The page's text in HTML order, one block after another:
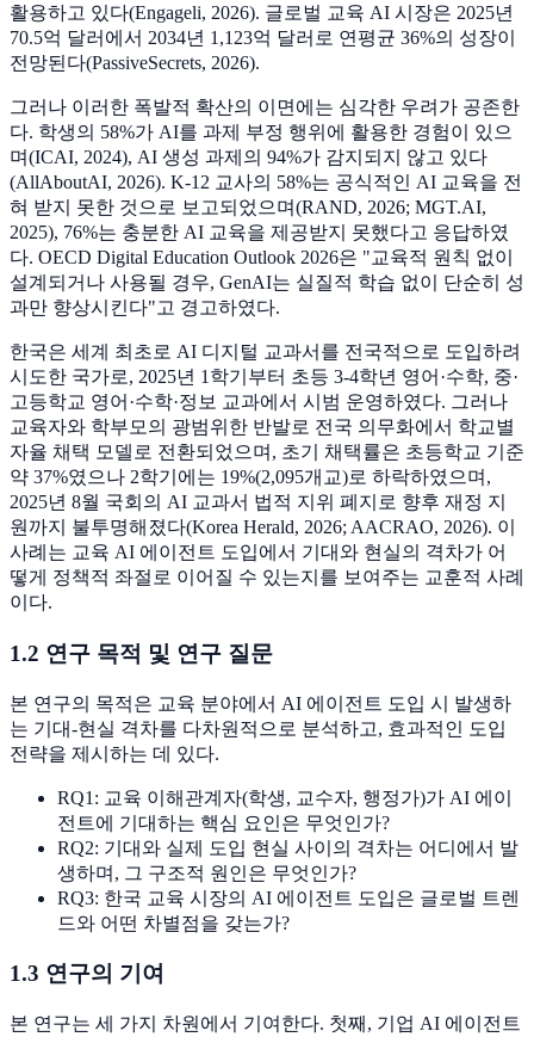
활용하고 있다(Engageli, 2026). 글로벌 교육 AI 시장은 2025년
70.5억 달러에서 2034년 1,123억 달러로 연평균 36%의 성장이
전망된다(PassiveSecrets, 2026).
그러나 이러한 폭발적 확산의 이면에는 심각한 우려가 공존한
다. 학생의 58%가 AI를 과제 부정 행위에 활용한 경험이 있으
며(ICAI, 2024), AI 생성 과제의 94%가 감지되지 않고 있다
(AllAboutAI, 2026). K-12 교사의 58%는 공식적인 AI 교육을 전
혀 받지 못한 것으로 보고되었으며(RAND, 2026; MGT.AI,
2025), 76%는 충분한 AI 교육을 제공받지 못했다고 응답하였
다. OECD Digital Education Outlook 2026은 "교육적 원칙 없이
설계되거나 사용될 경우, GenAI는 실질적 학습 없이 단순히 성
과만 향상시킨다"고 경고하였다.
한국은 세계 최초로 AI 디지털 교과서를 전국적으로 도입하려
시도한 국가로, 2025년 1학기부터 초등 3-4학년 영어·수학, 중·
고등학교 영어·수학·정보 교과에서 시범 운영하였다. 그러나
교육자와 학부모의 광범위한 반발로 전국 의무화에서 학교별
자율 채택 모델로 전환되었으며, 초기 채택률은 초등학교 기준
약 37%였으나 2학기에는 19%(2,095개교)로 하락하였으며,
2025년 8월 국회의 AI 교과서 법적 지위 폐지로 향후 재정 지
원까지 불투명해졌다(Korea Herald, 2026; AACRAO, 2026). 이
사례는 교육 AI 에이전트 도입에서 기대와 현실의 격차가 어
떻게 정책적 좌절로 이어질 수 있는지를 보여주는 교훈적 사례
이다.
1.2 연구 목적 및 연구 질문
본 연구의 목적은 교육 분야에서 AI 에이전트 도입 시 발생하
는 기대-현실 격차를 다차원적으로 분석하고, 효과적인 도입
전략을 제시하는 데 있다.
RQ1: 교육 이해관계자(학생, 교수자, 행정가)가 AI 에이
전트에 기대하는 핵심 요인은 무엇인가?
RQ2: 기대와 실제 도입 현실 사이의 격차는 어디에서 발
생하며, 그 구조적 원인은 무엇인가?
RQ3: 한국 교육 시장의 AI 에이전트 도입은 글로벌 트렌
드와 어떤 차별점을 갖는가?
1.3 연구의 기여
본 연구는 세 가지 차원에서 기여한다. 첫째, 기업 AI 에이전트